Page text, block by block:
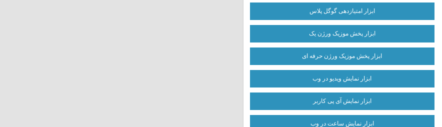
ابزار امتیازدهی گوگل پلاس
ابزار پخش موزیک ورژن یک
ابزار پخش موزیک ورژن حرفه ای
ابزار نمایش ویدیو در وب
ابزار نمایش آی پی کاربر
ابزار نمایش ساعت در وب